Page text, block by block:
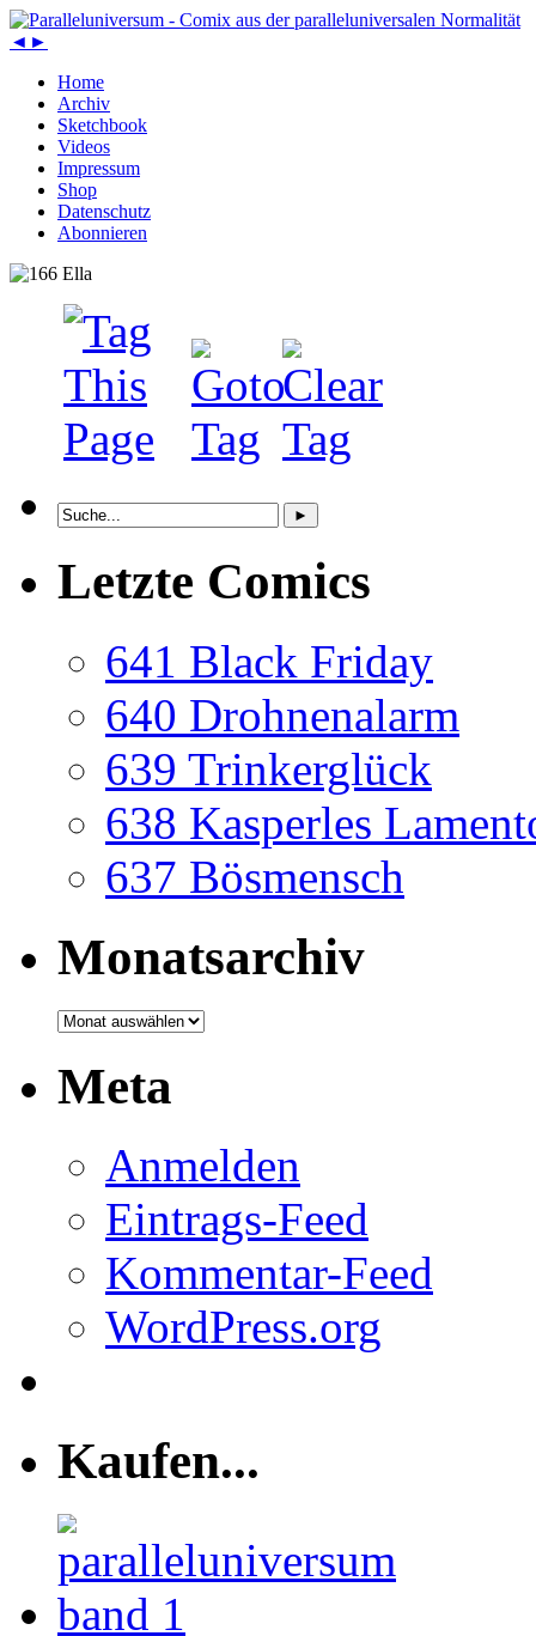
◄ ►
Home
Archiv
Sketchbook
Videos
Impressum
Shop
Datenschutz
Abonnieren
Letzte Comics
641 Black Friday
640 Drohnenalarm
639 Trinkerglück
638 Kasperles
637 Bösmensch
Monatsarchiv
Monatsarchiv
Meta
Anmelden
Eintrags-Feed
Kommentar-Feed
WordPress.org
Kaufen...